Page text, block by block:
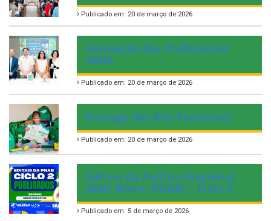
Publicado em: 20 de março de 2026
Formação dos Professores
2026!
Publicado em: 20 de março de 2026
Entrega dos Kits Escolares!
Publicado em: 20 de março de 2026
Editais da Política Nacional
Aldir Blanc (PNAB) – Ciclo 2
Publicado em: 5 de março de 2026